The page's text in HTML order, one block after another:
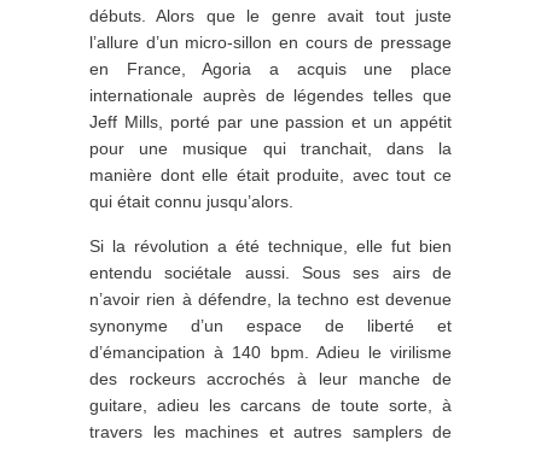
débuts. Alors que le genre avait tout juste
l’allure d’un micro-sillon en cours de pressage
en France, Agoria a acquis une place
internationale auprès de légendes telles que
Jeff Mills, porté par une passion et un appétit
pour une musique qui tranchait, dans la
manière dont elle était produite, avec tout ce
qui était connu jusqu’alors.
Si la révolution a été technique, elle fut bien
entendu sociétale aussi. Sous ses airs de
n’avoir rien à défendre, la techno est devenue
synonyme d’un espace de liberté et
d’émancipation à 140 bpm. Adieu le virilisme
des rockeurs accrochés à leur manche de
guitare, adieu les carcans de toute sorte, à
travers les machines et autres samplers de